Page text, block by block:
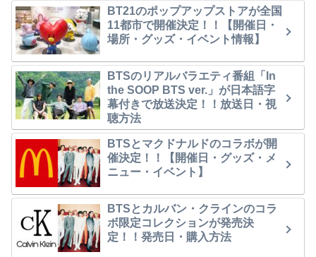
BT21のポップアップストアが全国
11都市で開催決定！！【開催日・
場所・グッズ・イベント情報】
BTSのリアルバラエティ番組「In
the SOOP BTS ver.」が日本語字
幕付きで放送決定！！放送日・視
聴方法
BTSとマクドナルドのコラボが開
催決定！！【開催日・グッズ・メ
ニュー・イベント】
BTSとカルバン・クラインのコラ
ボ限定コレクションが発売決
定！！発売日・購入方法